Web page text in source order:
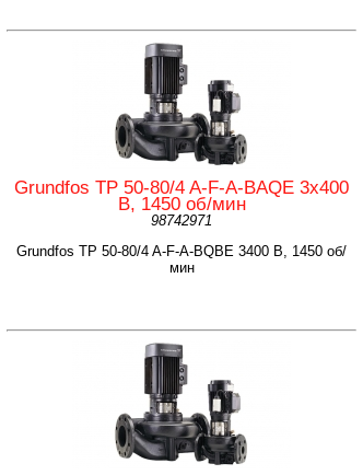
Grundfos TP 50-80/4 A-F-A-BAQE 3x400
B, 1450 об/мин
98742971
Grundfos TP 50-80/4 A-F-A-BQBE 3400 B, 1450 об/
мин